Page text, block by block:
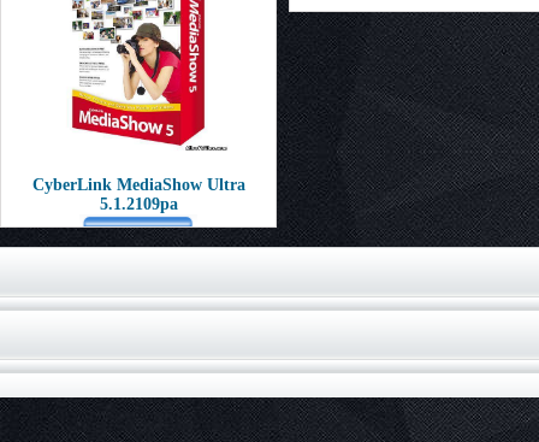
CyberLink MediaShow Ultra
5.1.2109pa